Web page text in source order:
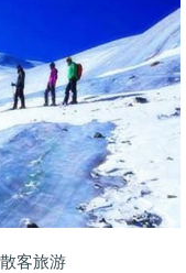
客旅游